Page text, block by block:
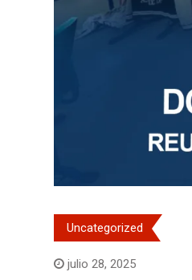
Uncategorized
julio 28, 2025